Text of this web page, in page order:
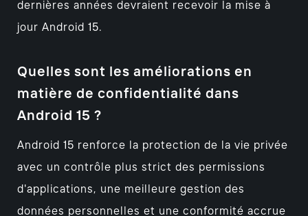
dernières années devraient recevoir la mise à
jour Android 15.
Quelles sont les améliorations en
matière de confidentialité dans
Android 15 ?
Android 15 renforce la protection de la vie privée
avec un contrôle plus strict des permissions
d'applications, une meilleure gestion des
données personnelles et une conformité accrue